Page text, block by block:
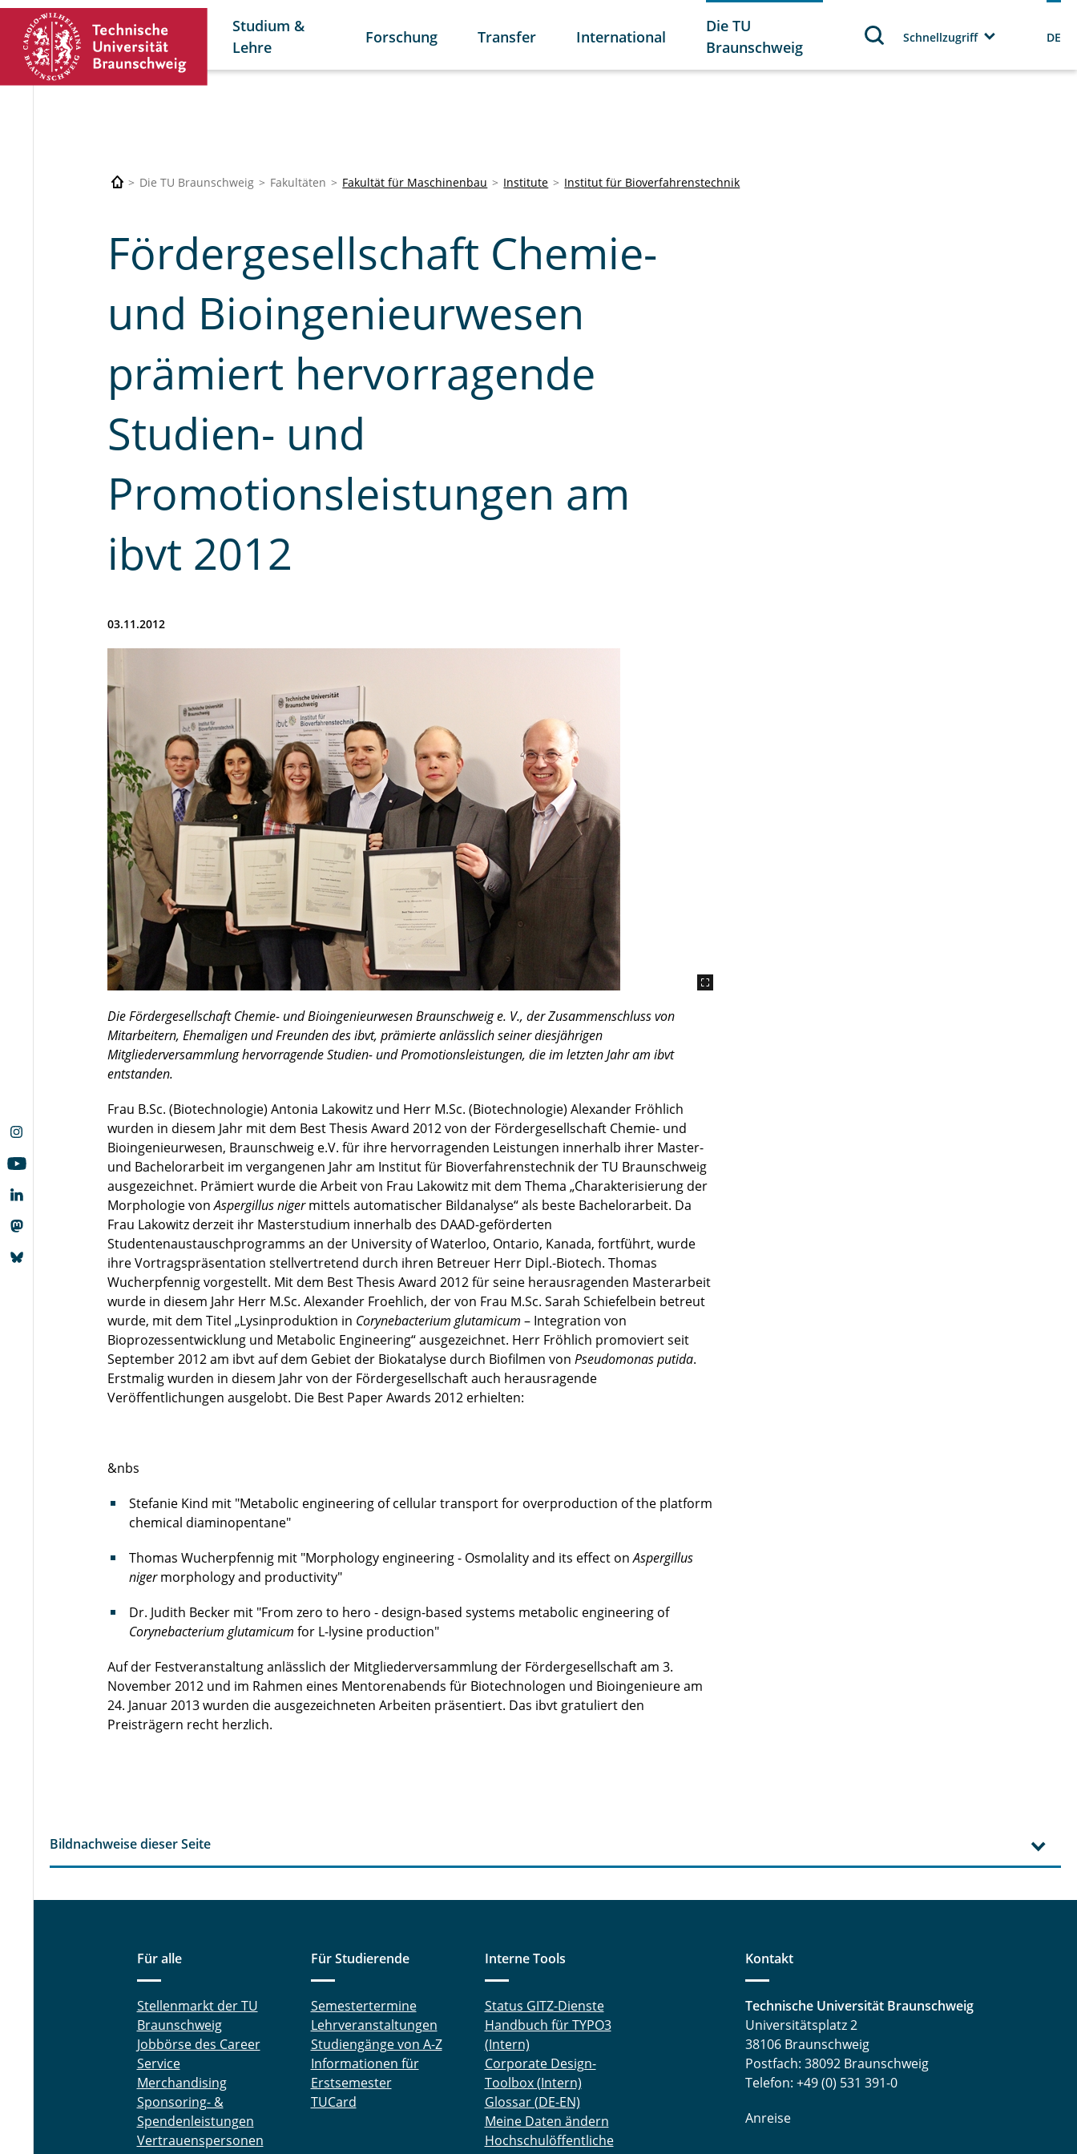
Studium &
Lehre
Forschung Transfer International
Die TU
Braunschweig
Schnellzugriff DE
Die TU Braunschweig Fakultäten Fakultät für Maschinenbau Institute Institut für Bioverfahrenstechnik
Fördergesellschaft Chemie-
und Bioingenieurwesen
prämiert hervorragende
Studien- und
Promotionsleistungen am
ibvt 2012
03.11.2012
Die Fördergesellschaft Chemie- und Bioingenieurwesen Braunschweig e. V., der Zusammenschluss von
Mitarbeitern, Ehemaligen und Freunden des ibvt, prämierte anlässlich seiner diesjährigen
Mitgliederversammlung hervorragende Studien- und Promotionsleistungen, die im letzten Jahr am ibvt
entstanden.
Frau B.Sc. (Biotechnologie) Antonia Lakowitz und Herr M.Sc. (Biotechnologie) Alexander Fröhlich
wurden in diesem Jahr mit dem Best Thesis Award 2012 von der Fördergesellschaft Chemie- und
Bioingenieurwesen, Braunschweig e.V. für ihre hervorragenden Leistungen innerhalb ihrer Master-
und Bachelorarbeit im vergangenen Jahr am Institut für Bioverfahrenstechnik der TU Braunschweig
ausgezeichnet. Prämiert wurde die Arbeit von Frau Lakowitz mit dem Thema „Charakterisierung der
Morphologie vonAspergillus nigermittels automatischer Bildanalyse“ als beste Bachelorarbeit. Da
Frau Lakowitz derzeit ihr Masterstudium innerhalb des DAAD-geförderten
Studentenaustauschprogramms an der University of Waterloo, Ontario, Kanada, fortführt, wurde
ihre Vortragspräsentation stellvertretend durch ihren Betreuer Herr Dipl.-Biotech. Thomas
Wucherpfennig vorgestellt. Mit dem Best Thesis Award 2012 für seine herausragenden Masterarbeit
wurde in diesem Jahr Herr M.Sc. Alexander Froehlich, der von Frau M.Sc. Sarah Schiefelbein betreut
wurde, mit dem Titel „Lysinproduktion in Corynebacterium glutamicum – Integration von
Bioprozessentwicklung und Metabolic Engineering“ ausgezeichnet. Herr Fröhlich promoviert seit
September 2012 am ibvt auf dem Gebiet der Biokatalyse durch Biofilmen vonPseudomonas putida.
Erstmalig wurden in diesem Jahr von der Fördergesellschaft auch herausragende
Veröffentlichungen ausgelobt. Die Best Paper Awards 2012 erhielten:
&nbs
Stefanie Kind mit "Metabolic engineering of cellular transport for overproduction of the platform
chemical diaminopentane"
Thomas Wucherpfennig mit "Morphology engineering - Osmolality and its effect onAspergillus
nigermorphology and productivity"
Dr. Judith Becker mit "From zero to hero - design-based systems metabolic engineering of
Corynebacterium glutamicum for L-lysine production"
Auf der Festveranstaltung anlässlich der Mitgliederversammlung der Fördergesellschaft am 3.
November 2012 und im Rahmen eines Mentorenabends für Biotechnologen und Bioingenieure am
24. Januar 2013 wurden die ausgezeichneten Arbeiten präsentiert. Das ibvt gratuliert den
Preisträgern recht herzlich.
Bildnachweise dieser Seite
Für alle
Stellenmarkt der TU
Braunschweig
Jobbörse des Career
Service
Merchandising
Sponsoring- &
Spendenleistungen
Vertrauenspersonen
Für Studierende
Semestertermine
Lehrveranstaltungen
Studiengänge von A-Z
Informationen für
Erstsemester
TUCard
Interne Tools
Status GITZ-Dienste
Handbuch für TYPO3
(Intern)
Corporate Design-
Toolbox (Intern)
Glossar (DE-EN)
Meine Daten ändern
Hochschulöffentliche
Kontakt
Technische Universität Braunschweig
Universitätsplatz 2
38106 Braunschweig
Postfach: 38092 Braunschweig
Telefon: +49 (0) 531 391-0
Anreise